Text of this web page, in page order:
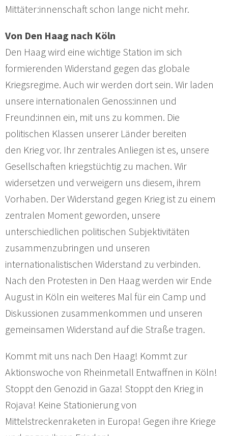
Mittäter:innenschaft schon lange nicht mehr.
Von Den Haag nach Köln
Den Haag wird eine wichtige Station im sich
formierenden Widerstand gegen das globale
Kriegsregime. Auch wir werden dort sein. Wir laden
unsere internationalen Genoss:innen und
Freund:innen ein, mit uns zu kommen. Die
politischen Klassen unserer Länder bereiten
den Krieg vor. Ihr zentrales Anliegen ist es, unsere
Gesellschaften kriegstüchtig zu machen. Wir
widersetzen und verweigern uns diesem, ihrem
Vorhaben. Der Widerstand gegen Krieg ist zu einem
zentralen Moment geworden, unsere
unterschiedlichen politischen Subjektivitäten
zusammenzubringen und unseren
internationalistischen Widerstand zu verbinden.
Nach den Protesten in Den Haag werden wir Ende
August in Köln ein weiteres Mal für ein Camp und
Diskussionen zusammenkommen und unseren
gemeinsamen Widerstand auf die Straße tragen.
Kommt mit uns nach Den Haag! Kommt zur
Aktionswoche von Rheinmetall Entwaffnen in Köln!
Stoppt den Genozid in Gaza! Stoppt den Krieg in
Rojava! Keine Stationierung von
Mittelstreckenraketen in Europa! Gegen ihre Kriege